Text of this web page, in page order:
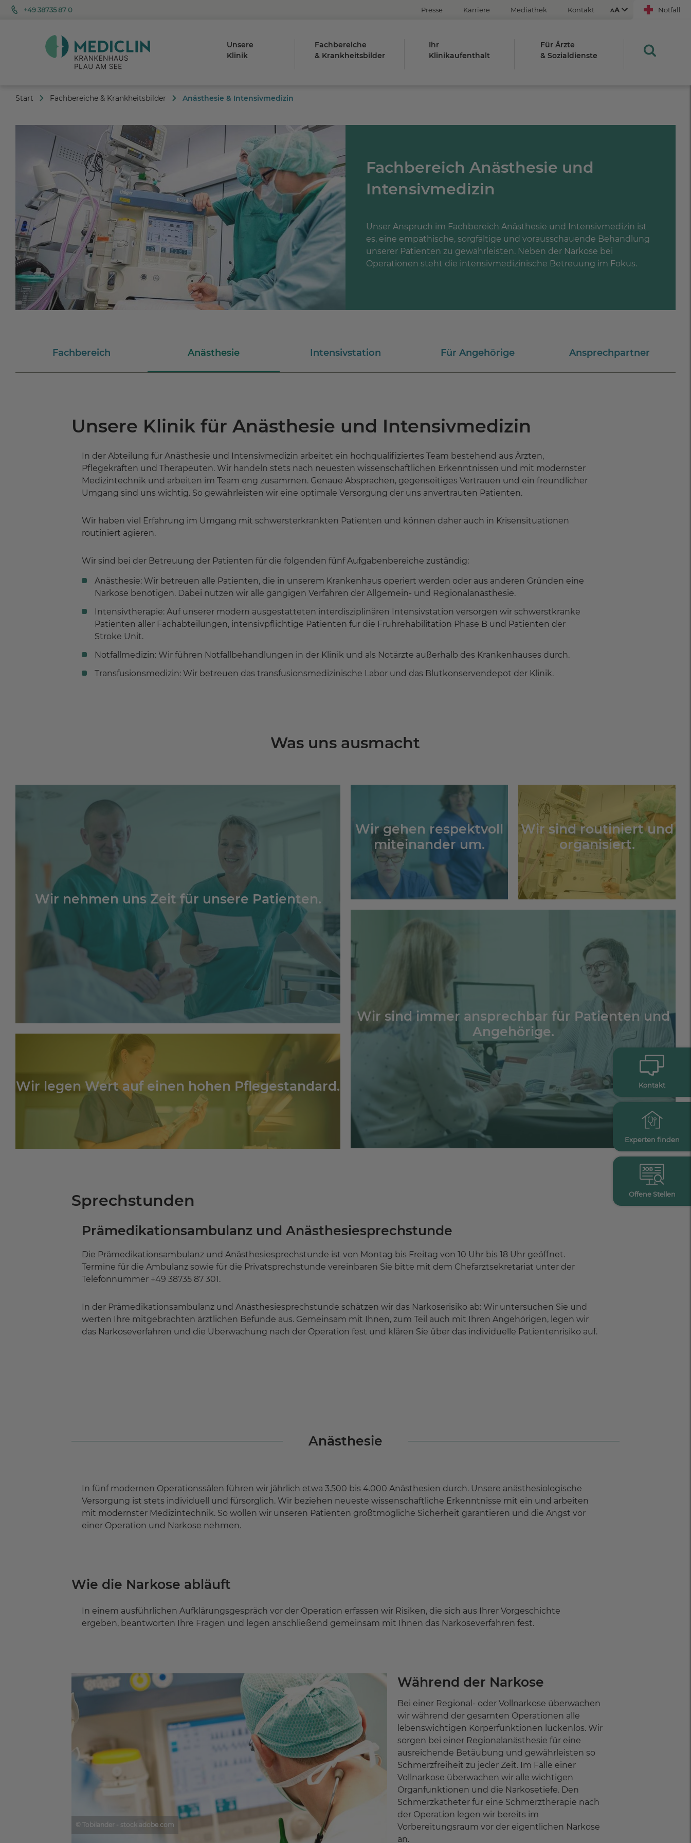
+49 38735 87 0 Presse Karriere Mediathek Kontakt
Plus- (+) Minus-Taste (-)
Notfall
Unsere
Klinik
Fachbereiche
& Krankheitsbilder
Ihr
Klinikaufenthalt
Für Ärzte
& Sozialdienste
Start Fachbereiche & Krankheitsbilder Anästhesie & Intensivmedizin
Fachbereich Anästhesie und
Intensivmedizin
Unser Anspruch im Fachbereich Anästhesie und Intensivmedizin ist
es, eine empathische, sorgfältige und vorausschauende Behandlung
unserer Patienten zu gewährleisten. Neben der Narkose bei
Operationen steht die intensivmedizinische Betreuung im Fokus.
Fachbereich Anästhesie Intensivstation Für Angehörige Ansprechpartner
Unsere Klinik für Anästhesie und Intensivmedizin
In der Abteilung für Anästhesie und Intensivmedizin arbeitet ein hochqualifiziertes Team bestehend aus Ärzten,
Pflegekräften und Therapeuten. Wir handeln stets nach neuesten wissenschaftlichen Erkenntnissen und mit modernster
Medizintechnik und arbeiten im Team eng zusammen. Genaue Absprachen, gegenseitiges Vertrauen und ein freundlicher
Umgang sind uns wichtig. So gewährleisten wir eine optimale Versorgung der uns anvertrauten Patienten.
Wir haben viel Erfahrung im Umgang mit schwersterkrankten Patienten und können daher auch in Krisensituationen
routiniert agieren.
Wir sind bei der Betreuung der Patienten für die folgenden fünf Aufgabenbereiche zuständig:
Anästhesie: Wir betreuen alle Patienten, die in unserem Krankenhaus operiert werden oder aus anderen Gründen eine
Narkose benötigen. Dabei nutzen wir alle gängigen Verfahren der Allgemein- und Regionalanästhesie.
Intensivtherapie: Auf unserer modern ausgestatteten interdisziplinären Intensivstation versorgen wir schwerstkranke
Patienten aller Fachabteilungen, intensivpflichtige Patienten für die Frührehabilitation Phase B und Patienten der
Stroke Unit.
Notfallmedizin: Wir führen Notfallbehandlungen in der Klinik und als Notärzte außerhalb des Krankenhauses durch.
Transfusionsmedizin: Wir betreuen das transfusionsmedizinische Labor und das Blutkonservendepot der Klinik.
Was uns ausmacht
Wir nehmen uns Zeit für unsere Patienten.
Wir legen Wert auf einen hohen Pflegestandard.
Wir gehen respektvoll
miteinander um.
Wir sind routiniert und
organisiert.
Wir sind immer ansprechbar für Patienten und
Angehörige.
Sprechstunden
Prämedikationsambulanz und Anästhesiesprechstunde
Die Prämedikationsambulanz und Anästhesiesprechstunde ist von Montag bis Freitag von 10 Uhr bis 18 Uhr geöffnet.
Termine für die Ambulanz sowie für die Privatsprechstunde vereinbaren Sie bitte mit dem Chefarztsekretariat unter der
Telefonnummer +49 38735 87 301.
In der Prämedikationsambulanz und Anästhesiesprechstunde schätzen wir das Narkoserisiko ab: Wir untersuchen Sie und
werten Ihre mitgebrachten ärztlichen Befunde aus. Gemeinsam mit Ihnen, zum Teil auch mit Ihren Angehörigen, legen wir
das Narkoseverfahren und die Überwachung nach der Operation fest und klären Sie über das individuelle Patientenrisiko auf.
Anästhesie
In fünf modernen Operationssälen führen wir jährlich etwa 3.500 bis 4.000 Anästhesien durch. Unsere anästhesiologische
Versorgung ist stets individuell und fürsorglich. Wir beziehen neueste wissenschaftliche Erkenntnisse mit ein und arbeiten
mit modernster Medizintechnik. So wollen wir unseren Patienten größtmögliche Sicherheit garantieren und die Angst vor
einer Operation und Narkose nehmen.
Wie die Narkose abläuft
In einem ausführlichen Aufklärungsgespräch vor der Operation erfassen wir Risiken, die sich aus Ihrer Vorgeschichte
ergeben, beantworten Ihre Fragen und legen anschließend gemeinsam mit Ihnen das Narkoseverfahren fest.
© Tobilander - stock.adobe.com
Während der Narkose
Bei einer Regional- oder Vollnarkose überwachen
wir während der gesamten Operationen alle
lebenswichtigen Körperfunktionen lückenlos. Wir
sorgen bei einer Regionalanästhesie für eine
ausreichende Betäubung und gewährleisten so
Schmerzfreiheit zu jeder Zeit. Im Falle einer
Vollnarkose überwachen wir alle wichtigen
Organfunktionen und die Narkosetiefe. Den
Schmerzkatheter für eine Schmerztherapie nach
der Operation legen wir bereits im
Vorbereitungsraum vor der eigentlichen Narkose
an.
Kontakt
Experten finden
Offene Stellen